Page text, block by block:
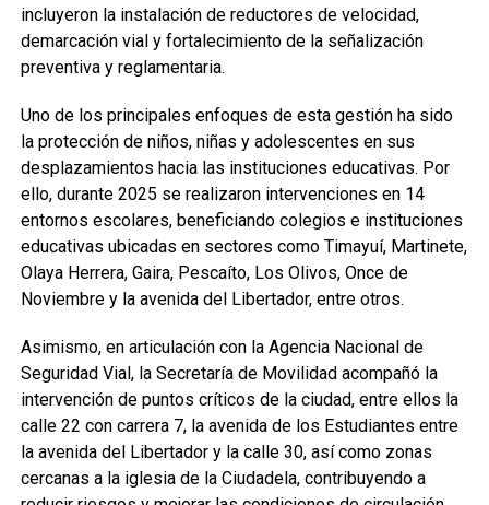
incluyeron la instalación de reductores de velocidad,
demarcación vial y fortalecimiento de la señalización
preventiva y reglamentaria.
Uno de los principales enfoques de esta gestión ha sido
la protección de niños, niñas y adolescentes en sus
desplazamientos hacia las instituciones educativas. Por
ello, durante 2025 se realizaron intervenciones en 14
entornos escolares, beneficiando colegios e instituciones
educativas ubicadas en sectores como Timayuí, Martinete,
Olaya Herrera, Gaira, Pescaíto, Los Olivos, Once de
Noviembre y la avenida del Libertador, entre otros.
Asimismo, en articulación con la Agencia Nacional de
Seguridad Vial, la Secretaría de Movilidad acompañó la
intervención de puntos críticos de la ciudad, entre ellos la
calle 22 con carrera 7, la avenida de los Estudiantes entre
la avenida del Libertador y la calle 30, así como zonas
cercanas a la iglesia de la Ciudadela, contribuyendo a